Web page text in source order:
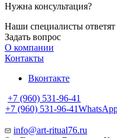
Нужна консультация?
Наши специалисты
Задать вопрос
О компании
Контакты
Вконтакте
+7 (960) 531-96-41
+7 (960) 531-96-41
info@art-ritual76.ru